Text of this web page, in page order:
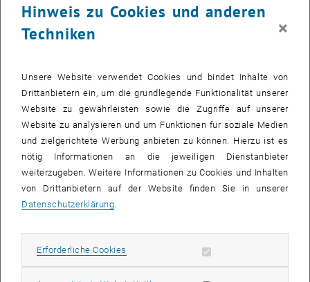
Stifter:
Der Verein zur Förderung der Betriebswissenschaftlichen
Forschung und Ausbildung wurde im Jahr 1958 gegründet und
heutigen Instituts für Managementwissenschaften der TU-Wien.
Preis:Im Jahr 2022 wird wieder der Industrial Management – Preis
Wissenschaftliche Arbeiten 2022 für herausragende Leistungen auf
dem Gebiet der Betriebswissenschaften (Industrial Management)
ausgeschrieben, die im Rahmen einer Diplom- oder Masterarbeit
erbracht wurden.
Einladung:Wenn Sie im Studienjahr 2021/22 eine Diplomarbeit aus
dem Bereich Betriebswissenschaften (Industrial Management) an
wir Sie herzlich ein, die Arbeit gemeinsam mit einem
Empfehlungsschreiben Ihrer Betreuerin / Ihres Betreuers für den
Hinweis zu Cookies und anderen
Techniken
×
Unsere Website verwendet Cookies und bindet Inhalte von
Drittanbietern ein, um die grundlegende Funktionalität unserer
Website zu gewährleisten sowie die Zugriffe auf unserer
Website zu analysieren und um Funktionen für soziale Medien
und zielgerichtete Werbung anbieten zu können. Hierzu ist es
nötig Informationen an die jeweiligen Dienstanbieter
weiterzugeben. Weitere Informationen zu Cookies und Inhalten
von Drittanbietern auf der Website finden Sie in unserer
Datenschutzerklärung
Erforderliche Cookies Erforderliche Cookies zulassen